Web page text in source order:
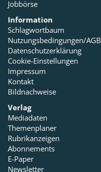
Jobbörse
Information
Schlagwortbaum
Nutzungsbedingungen/AGB
Datenschutzerklärung
Cookie-Einstellungen
Impressum
Kontakt
Bildnachweise
Verlag
Mediadaten
Themenplaner
Rubrikanzeigen
Abonnements
E-Paper
Newsletter